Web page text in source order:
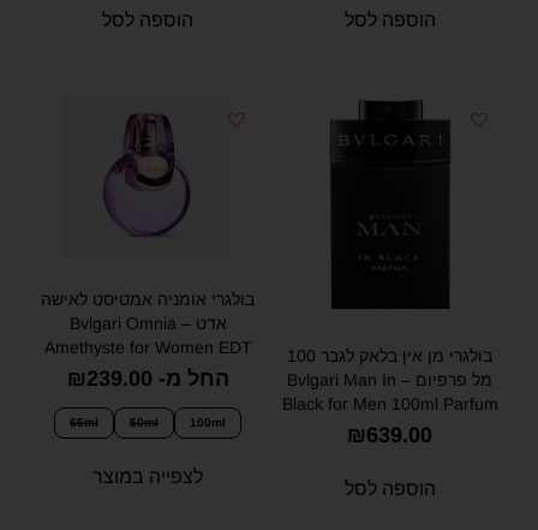
הוספה לסל הוספה לסל
בולגרי מן אין בלאק לגבר 100
מל פרפיום – Bvlgari Man In
Black for Men 100ml Parfum
₪639.00
הוספה לסל
בולגרי אומניה אמטיסט לאישה
אדט – Bvlgari Omnia
Amethyste for Women EDT
החל מ- ₪239.00
100ml
50ml
65ml
לצפייה במוצר